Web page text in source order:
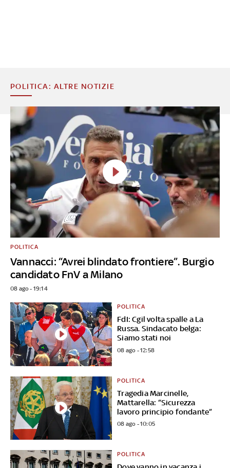
POLITICA: ALTRE NOTIZIE
Vannacci: “Avrei blindato frontiere”. Burgio
candidato FnV a Milano
POLITICA
08 ago - 19:14
FdI: Cgil volta spalle a La
Russa. Sindacato belga:
Siamo stati noi
POLITICA
08 ago - 12:58
Tragedia Marcinelle,
Mattarella: “Sicurezza
lavoro principio fondante”
POLITICA
08 ago - 10:05
POLITICA